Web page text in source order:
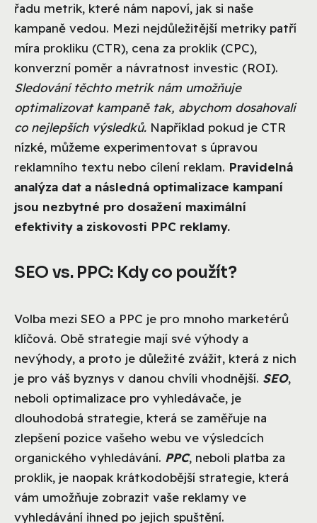
řadu metrik, které nám napoví, jak si naše
kampaně vedou. Mezi nejdůležitější metriky patří
míra prokliku (CTR), cena za proklik (CPC),
konverzní poměr a návratnost investic (ROI).
Sledování těchto metrik nám umožňuje
optimalizovat kampaně tak, abychom dosahovali
co nejlepších výsledků. Například pokud je CTR
nízké, můžeme experimentovat s úpravou
reklamního textu nebo cílení reklam. Pravidelná
analýza dat a následná optimalizace kampaní
jsou nezbytné pro dosažení maximální
efektivity a ziskovosti PPC reklamy.
SEO vs. PPC: Kdy co použít?
Volba mezi SEO a PPC je pro mnoho marketérů
klíčová. Obě strategie mají své výhody a
nevýhody, a proto je důležité zvážit, která z nich
je pro váš byznys v danou chvíli vhodnější. SEO,
neboli optimalizace pro vyhledávače, je
dlouhodobá strategie, která se zaměřuje na
zlepšení pozice vašeho webu ve výsledcích
organického vyhledávání. PPC, neboli platba za
proklik, je naopak krátkodobější strategie, která
vám umožňuje zobrazit vaše reklamy ve
vyhledávání ihned po jejich spuštění.